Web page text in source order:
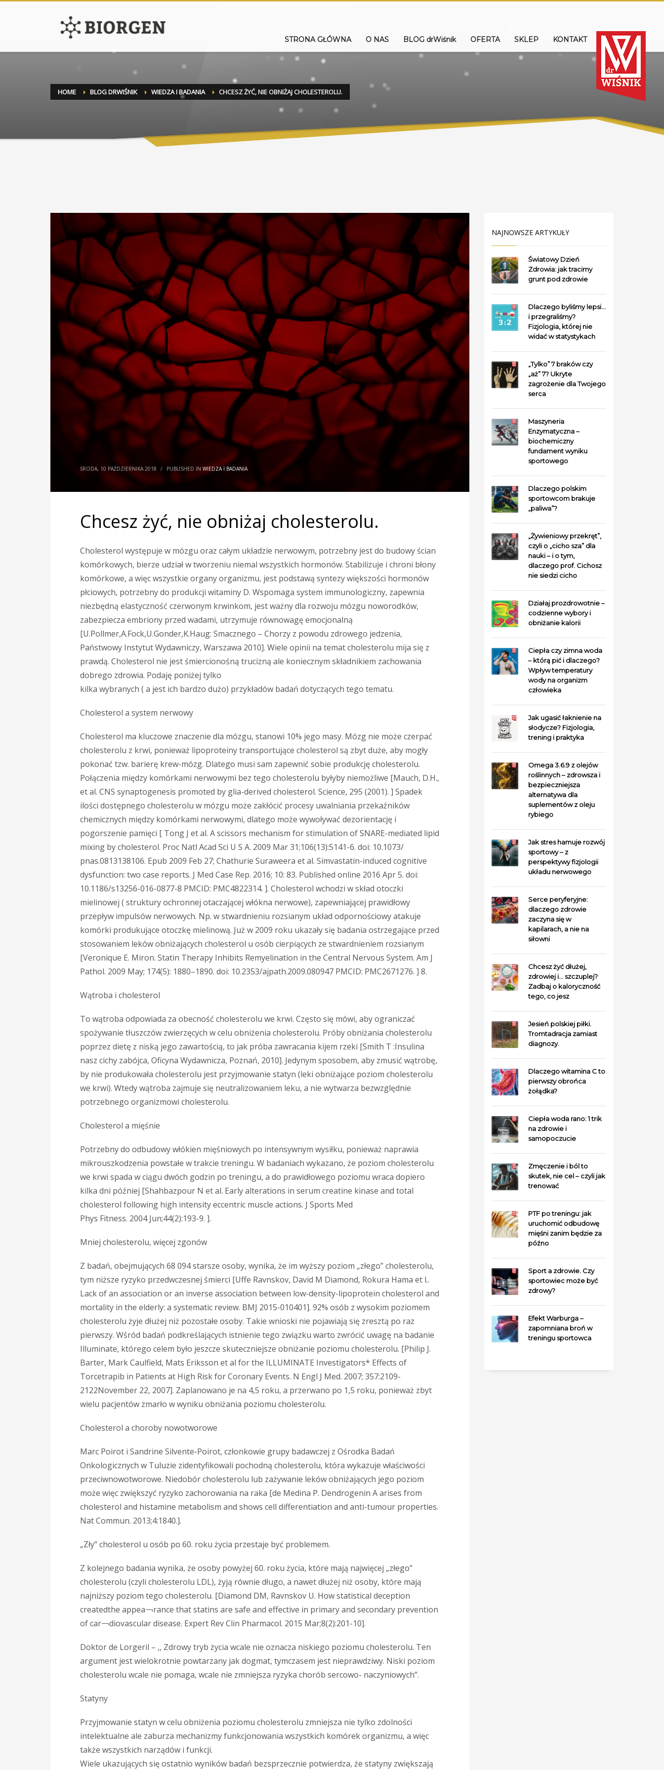
STRONA GŁÓWNA O NAS BLOG drWiśnik OFERTA SKLEP KONTAKT
HOME BLOG DRWIŚNIK WIEDZA I BADANIA CHCESZ ŻYĆ, NIE OBNIŻAJ CHOLESTEROLU.
ŚRODA, 10 PAŹDZIERNIKA 2018 / PUBLISHED IN WIEDZA I BADANIA
Chcesz żyć, nie obniżaj cholesterolu.
Cholesterol występuje w mózgu oraz całym układzie nerwowym, potrzebny jest do budowy ścian
komórkowych, bierze udział w tworzeniu niemal wszystkich hormonów. Stabilizuje i chroni błony
komórkowe, a więc wszystkie organy organizmu, jest podstawą syntezy większości hormonów
płciowych, potrzebny do produkcji witaminy D. Wspomaga system immunologiczny, zapewnia
niezbędną elastyczność czerwonym krwinkom, jest ważny dla rozwoju mózgu noworodków,
zabezpiecza embriony przed wadami, utrzymuje równowagę emocjonalną
[U.Pollmer,A.Fock,U.Gonder,K.Haug: Smacznego – Chorzy z powodu zdrowego jedzenia,
Państwowy Instytut Wydawniczy, Warszawa 2010]. Wiele opinii na temat cholesterolu mija się z
prawdą. Cholesterol nie jest śmiercionośną trucizną ale koniecznym składnikiem zachowania
dobrego zdrowia. Podaję poniżej tylko
kilka wybranych ( a jest ich bardzo dużo) przykładów badań dotyczących tego tematu.
Cholesterol a system nerwowy
Cholesterol ma kluczowe znaczenie dla mózgu, stanowi 10% jego masy. Mózg nie może czerpać
cholesterolu z krwi, ponieważ lipoproteiny transportujące cholesterol są zbyt duże, aby mogły
pokonać tzw. barierę krew-mózg. Dlatego musi sam zapewnić sobie produkcję cholesterolu.
Połączenia między komórkami nerwowymi bez tego cholesterolu byłyby niemożliwe [Mauch, D.H.,
et al. CNS synaptogenesis promoted by glia-derived cholesterol. Science, 295 (2001). ] Spadek
ilości dostępnego cholesterolu w mózgu może zakłócić procesy uwalniania przekaźników
chemicznych między komórkami nerwowymi, dlatego może wywoływać dezorientację i
pogorszenie pamięci [ Tong J et al. A scissors mechanism for stimulation of SNARE-mediated lipid
mixing by cholesterol. Proc Natl Acad Sci U S A. 2009 Mar 31;106(13):5141-6. doi: 10.1073/
pnas.0813138106. Epub 2009 Feb 27; Chathurie Suraweera et al. Simvastatin-induced cognitive
dysfunction: two case reports. J Med Case Rep. 2016; 10: 83. Published online 2016 Apr 5. doi:
10.1186/s13256-016-0877-8 PMCID: PMC4822314. ]. Cholesterol wchodzi w skład otoczki
mielinowej ( struktury ochronnej otaczającej włókna nerwowe), zapewniającej prawidłowy
przepływ impulsów nerwowych. Np. w stwardnieniu rozsianym układ odpornościowy atakuje
komórki produkujące otoczkę mielinową. Już w 2009 roku ukazały się badania ostrzegające przed
stosowaniem leków obniżających cholesterol u osób cierpiących ze stwardnieniem rozsianym
[Veronique E. Miron. Statin Therapy Inhibits Remyelination in the Central Nervous System. Am J
Pathol. 2009 May; 174(5): 1880–1890. doi: 10.2353/ajpath.2009.080947 PMCID: PMC2671276. ] 8.
Wątroba i cholesterol
To wątroba odpowiada za obecność cholesterolu we krwi. Często się mówi, aby ograniczać
spożywanie tłuszczów zwierzęcych w celu obniżenia cholesterolu. Próby obniżania cholesterolu
poprzez dietę z niską jego zawartością, to jak próba zawracania kijem rzeki [Smith T :Insulina
nasz cichy zabójca, Oficyna Wydawnicza, Poznań, 2010]. Jedynym sposobem, aby zmusić wątrobę,
by nie produkowała cholesterolu jest przyjmowanie statyn (leki obniżające poziom cholesterolu
we krwi). Wtedy wątroba zajmuje się neutralizowaniem leku, a nie wytwarza bezwzględnie
potrzebnego organizmowi cholesterolu.
Cholesterol a mięśnie
Potrzebny do odbudowy włókien mięśniowych po intensywnym wysiłku, ponieważ naprawia
mikrouszkodzenia powstałe w trakcie treningu. W badaniach wykazano, że poziom cholesterolu
we krwi spada w ciągu dwóch godzin po treningu, a do prawidłowego poziomu wraca dopiero
kilka dni później [Shahbazpour N et al. Early alterations in serum creatine kinase and total
cholesterol following high intensity eccentric muscle actions. J Sports Med
Phys Fitness. 2004 Jun;44(2):193-9. ].
Mniej cholesterolu, więcej zgonów
Z badań, obejmujących 68 094 starsze osoby, wynika, że im wyższy poziom „złego” cholesterolu,
tym niższe ryzyko przedwczesnej śmierci [Uffe Ravnskov, David M Diamond, Rokura Hama et l..
Lack of an association or an inverse association between low-density-lipoprotein cholesterol and
mortality in the elderly: a systematic review. BMJ 2015-010401]. 92% osób z wysokim poziomem
cholesterolu żyje dłużej niż pozostałe osoby. Takie wnioski nie pojawiają się zresztą po raz
pierwszy. Wśród badań podkreślających istnienie tego związku warto zwrócić uwagę na badanie
Illuminate, którego celem było jeszcze skuteczniejsze obniżanie poziomu cholesterolu. [Philip J.
Barter, Mark Caulfield, Mats Eriksson et al for the ILLUMINATE Investigators* Effects of
Torcetrapib in Patients at High Risk for Coronary Events. N Engl J Med. 2007; 357:2109-
2122November 22, 2007]. Zaplanowano je na 4,5 roku, a przerwano po 1,5 roku, ponieważ zbyt
wielu pacjentów zmarło w wyniku obniżania poziomu cholesterolu.
Cholesterol a choroby nowotworowe
Marc Poirot i Sandrine Silvente-Poirot, członkowie grupy badawczej z Ośrodka Badań
Onkologicznych w Tuluzie zidentyfikowali pochodną cholesterolu, która wykazuje właściwości
przeciwnowotworowe. Niedobór cholesterolu lub zażywanie leków obniżających jego poziom
może więc zwiększyć ryzyko zachorowania na raka [de Medina P. Dendrogenin A arises from
cholesterol and histamine metabolism and shows cell differentiation and anti-tumour properties.
Nat Commun. 2013;4:1840.].
„Zły” cholesterol u osób po 60. roku życia przestaje być problemem.
Z kolejnego badania wynika, że osoby powyżej 60. roku życia, które mają najwięcej „złego”
cholesterolu (czyli cholesterolu LDL), żyją równie długo, a nawet dłużej niż osoby, które mają
najniższy poziom tego cholesterolu. [Diamond DM, Ravnskov U. How statistical deception
createdthe appea￢rance that statins are safe and effective in primary and secondary prevention
of car￢diovascular disease. Expert Rev Clin Pharmacol. 2015 Mar;8(2):201-10].
Doktor de Lorgeril – ,, Zdrowy tryb życia wcale nie oznacza niskiego poziomu cholesterolu. Ten
argument jest wielokrotnie powtarzany jak dogmat, tymczasem jest nieprawdziwy. Niski poziom
cholesterolu wcale nie pomaga, wcale nie zmniejsza ryzyka chorób sercowo- naczyniowych”.
Statyny
Przyjmowanie statyn w celu obniżenia poziomu cholesterolu zmniejsza nie tylko zdolności
intelektualne ale zaburza mechanizmy funkcjonowania wszystkich komórek organizmu, a więc
także wszystkich narządów i funkcji.
Wiele ukazujących się ostatnio wyników badań bezsprzecznie potwierdza, że statyny zwiększają
NAJNOWSZE ARTYKUŁY
Światowy Dzień
Zdrowia: jak tracimy
grunt pod zdrowie
Dlaczego byliśmy lepsi…
i przegraliśmy?
Fizjologia, której nie
widać w statystykach
„Tylko” 7 braków czy
„aż” 7? Ukryte
zagrożenie dla Twojego
serca
Maszyneria
Enzymatyczna –
biochemiczny
fundament wyniku
sportowego
Dlaczego polskim
sportowcom brakuje
„paliwa”?
„Żywieniowy przekręt”,
czyli o „cicho sza” dla
nauki – i o tym,
dlaczego prof. Cichosz
nie siedzi cicho
Działaj prozdrowotnie –
codzienne wybory i
obniżanie kalorii
Ciepła czy zimna woda
– którą pić i dlaczego?
Wpływ temperatury
wody na organizm
człowieka
Jak ugasić łaknienie na
słodycze? Fizjologia,
trening i praktyka
Omega 3.6.9 z olejów
roślinnych – zdrowsza i
bezpieczniejsza
alternatywa dla
suplementów z oleju
rybiego
Jak stres hamuje rozwój
sportowy – z
perspektywy fizjologii
układu nerwowego
Serce peryferyjne:
dlaczego zdrowie
zaczyna się w
kapilarach, a nie na
siłowni
Chcesz żyć dłużej,
zdrowiej i… szczuplej?
Zadbaj o kaloryczność
tego, co jesz
Jesień polskiej piłki.
Tromtadracja zamiast
diagnozy.
Dlaczego witamina C to
pierwszy obrońca
żołądka?
Ciepła woda rano: 1 trik
na zdrowie i
samopoczucie
Zmęczenie i ból to
skutek, nie cel – czyli jak
trenować
PTF po treningu: jak
uruchomić odbudowę
mięśni zanim będzie za
późno
Sport a zdrowie. Czy
sportowiec może być
zdrowy?
Efekt Warburga –
zapomniana broń w
treningu sportowca